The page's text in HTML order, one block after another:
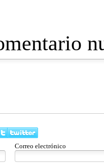
Correo electrónico